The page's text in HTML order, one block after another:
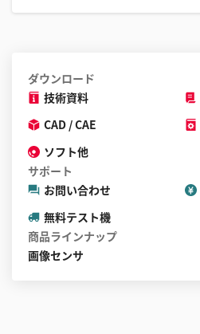
ダウンロード
技術資料
CAD / CAE
ソフト他
サポート
お問い合わせ
無料テスト機
商品ラインナップ
画像センサ